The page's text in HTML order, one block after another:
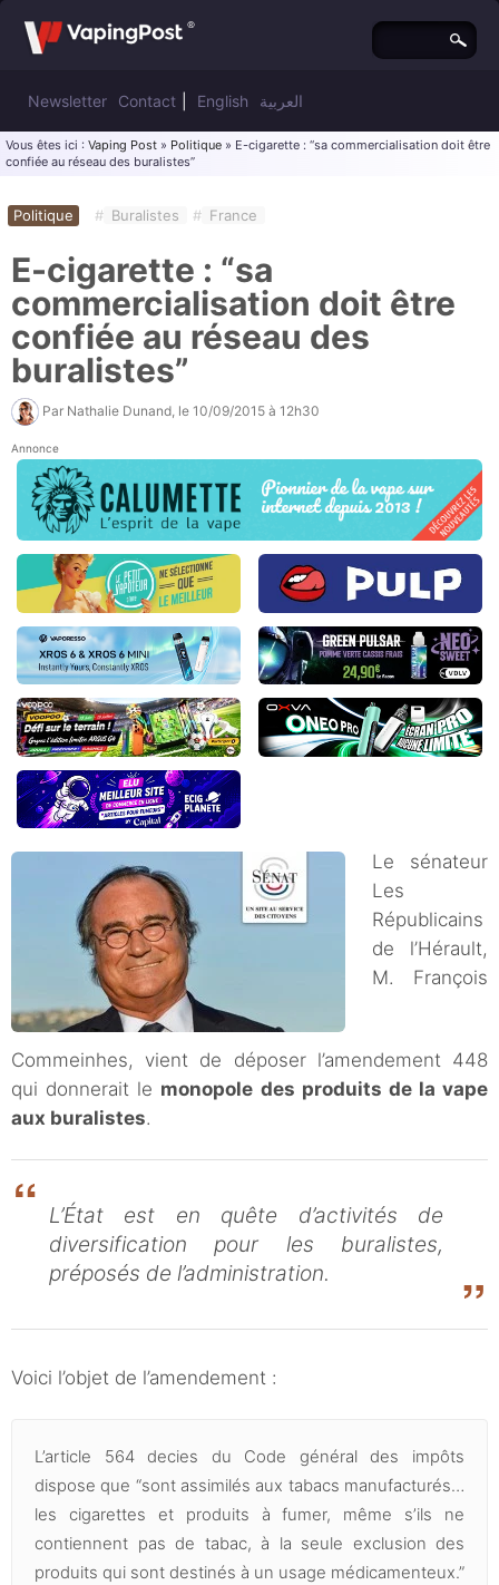
Newsletter Contact English العربية
Vous êtes ici : Vaping Post » Politique » E-cigarette : “sa commercialisation doit être
confiée au réseau des buralistes”
Politique # Buralistes # France
E-cigarette : “sa
commercialisation doit être
confiée au réseau des
buralistes”
Par Nathalie Dunand , le 10/09/2015 à 12h30
Annonce
Le sénateur
Les
Républicains
de l’Hérault,
M. François
Commeinhes, vient de déposer l’amendement 448
qui donnerait le monopole des produits de la vape
aux buralistes.
L’État est en quête d’activités de
diversification pour les buralistes,
préposés de l’administration.
Voici l’objet de l’amendement :
L’article 564 decies du Code général des impôts
dispose que “sont assimilés aux tabacs manufacturés…
les cigarettes et produits à fumer, même s’ils ne
contiennent pas de tabac, à la seule exclusion des
produits qui sont destinés à un usage médicamenteux.”